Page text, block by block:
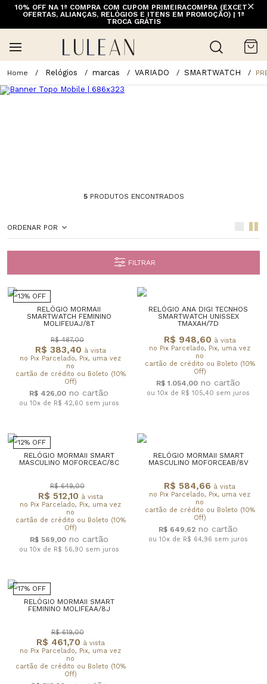
10% OFF NA 1ª COMPRA COM CUPOM PRIMEIRACOMPRA (EXCETO
OFERTAS, ALIANÇAS, RELÓGIOS E ITENS EM PROMOÇÃO) | 1ª
TROCA GRÁTIS
FRETE GRÁTIS ACIMA DE 399 PARA REGIÕES SELECIONADAS
(EXCETO LINHA HOME)
Relógios marcas VARIADO SMARTWATCH
5PRODUTOS ENCONTRADOS
ORDENAR POR
FILTRAR
13% OFF
RELÓGIO MORMAII
SMARTWATCH FEMININO
MOLIFEUAJ/8T
R$ 383,40 à vista
no Pix Parcelado, Pix, uma vez
no
cartão de crédito ou Boleto (10%
Off)
R$ 487,00
R$ 426,00
ou 10x de R$ 42,60 sem juros
RELÓGIO ANA DIGI TECNHOS
SMARTWATCH UNISSEX
TMAXAH/7D
R$ 948,60 à vista
no Pix Parcelado, Pix, uma vez
no
cartão de crédito ou Boleto (10%
Off)
R$ 1.054,00
ou 10x de R$ 105,40 sem juros
12% OFF
RELÓGIO MORMAII SMART
MASCULINO MOFORCEAC/8C
R$ 512,10 à vista
no Pix Parcelado, Pix, uma vez
no
cartão de crédito ou Boleto (10%
Off)
R$ 649,00
R$ 569,00
ou 10x de R$ 56,90 sem juros
RELÓGIO MORMAII SMART
MASCULINO MOFORCEAB/8V
R$ 584,66 à vista
no Pix Parcelado, Pix, uma vez
no
cartão de crédito ou Boleto (10%
Off)
R$ 649,62
ou 10x de R$ 64,96 sem juros
17% OFF
RELÓGIO MORMAII SMART
FEMININO MOLIFEAA/8J
R$ 461,70 à vista
no Pix Parcelado, Pix, uma vez
no
cartão de crédito ou Boleto (10%
Off)
R$ 619,00